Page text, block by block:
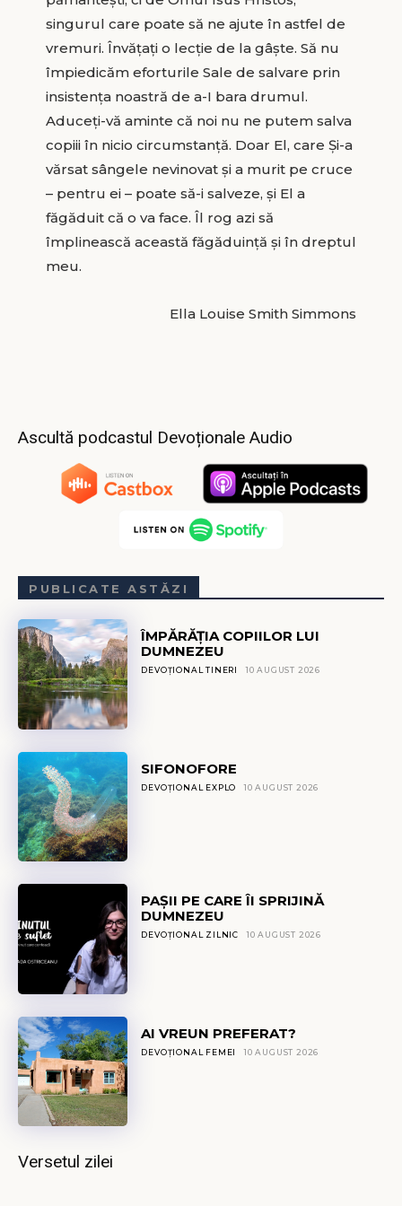
singurul care poate să ne ajute în astfel de
vremuri. Învățați o lecție de la gâște. Să nu
împiedicăm eforturile Sale de salvare prin
insistența noastră de a-I bara drumul.
Aduceți-vă aminte că noi nu ne putem salva
copiii în nicio circumstanţă. Doar El, care Şi-a
vărsat sângele nevinovat și a murit pe cruce
– pentru ei – poate să-i salveze, și El a
făgăduit că o va face. Îl rog azi să
împlinească această făgăduință și în dreptul
meu.
Ella Louise Smith Simmons
Ascultă podcastul Devoționale Audio
PUBLICATE ASTĂZI
ÎMPĂRĂȚIA COPIILOR LUI
DUMNEZEU
DEVOȚIONAL TINERI 10 AUGUST 2026
SIFONOFORE
DEVOȚIONAL EXPLO 10 AUGUST 2026
PAȘII PE CARE ÎI SPRIJINĂ
DUMNEZEU
DEVOȚIONAL ZILNIC 10 AUGUST 2026
AI VREUN PREFERAT?
DEVOȚIONAL FEMEI 10 AUGUST 2026
Versetul zilei